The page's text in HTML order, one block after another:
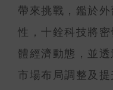
帶來挑戰，鑑於
性，十銓科技將
體經濟動態，並
市場布局調整及